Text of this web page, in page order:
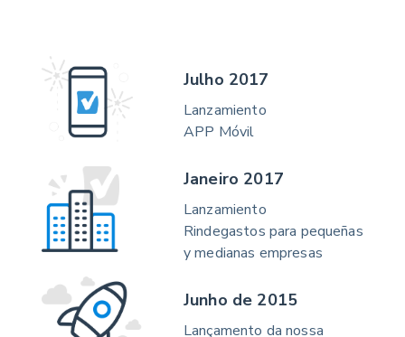
Julho 2017
Lanzamiento
APP Móvil
Janeiro 2017
Lanzamiento
Rindegastos para pequeñas
y medianas empresas
Junho de 2015
Lançamento da nossa